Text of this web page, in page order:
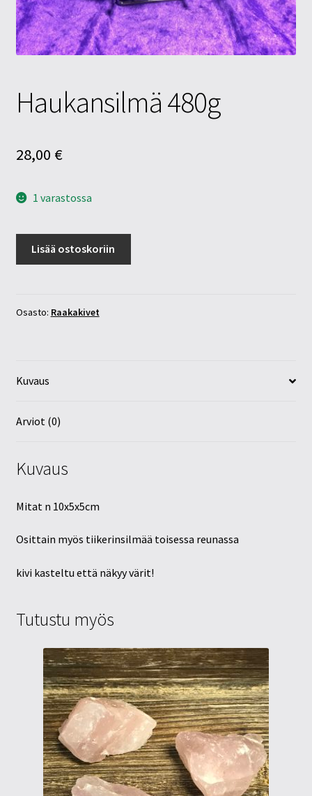
Tietosuojaseloste
Tuotteet
Haukansilmä 480g
28,00 €
1 varastossa
Lisää ostoskoriin
Osasto: Raakakivet
Kuvaus
Arviot (0)
Kuvaus
Mitat n 10x5x5cm
Osittain myös tiikerinsilmää toisessa reunassa
kivi kasteltu että näkyy värit!
Tutustu myös